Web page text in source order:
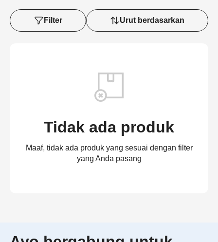
Filter Urut berdasarkan
Tidak ada produk
Maaf, tidak ada produk yang sesuai dengan filter
yang Anda pasang